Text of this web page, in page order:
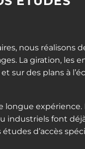
nous réalisons
La giration, les
sur des plans à
longue
industriels font
d’accès